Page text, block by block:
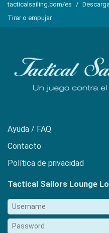
tacticalsailing.com/es
Tirar o empujar
Ayuda / FAQ
Contacto
Política de privacidad
Tactical Sailors Lounge